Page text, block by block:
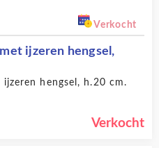
Verkocht
ijzeren hengsel,
hengsel, h.20 cm.
Verkocht